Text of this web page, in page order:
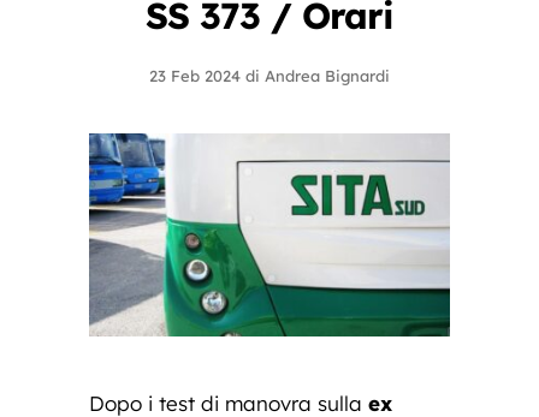
SS 373 / Orari
23 Feb 2024 di Andrea Bignardi
Dopo i test di manovra sulla ex